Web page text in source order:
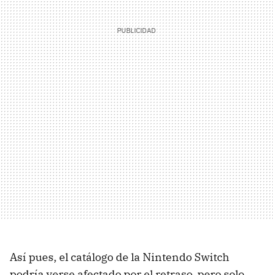
Así pues, el catálogo de la Nintendo Switch